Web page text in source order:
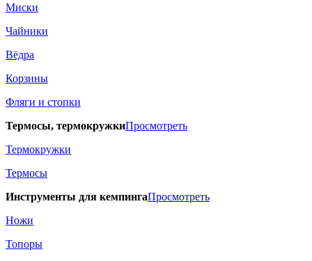
Миски
Чайники
Вёдра
Корзины
Фляги и стопки
Термосы, термокружкиПросмотреть
Термокружки
Термосы
Инструменты для кемпингаПросмотреть
Ножи
Топоры